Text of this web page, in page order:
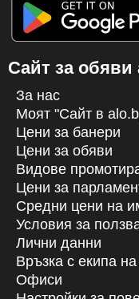
Сайт за обяви
За нас
Моят "Сайт в
Цени за банери
Цени за обяви
Видове
Цени за
Средни цени на
Условия за
Лични данни
Връзка с екипa
Офиси